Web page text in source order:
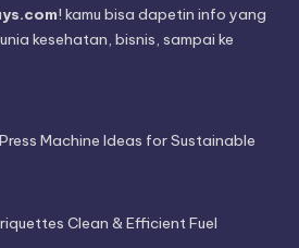
! kamu bisa dapetin info yang
kesehatan, bisnis, sampai ke
Machine Ideas for Sustainable
Clean & Efficient Fuel